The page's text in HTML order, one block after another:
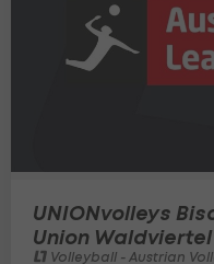
UNIONvolleys
Union Waldviertel
Volleyball - Austrian